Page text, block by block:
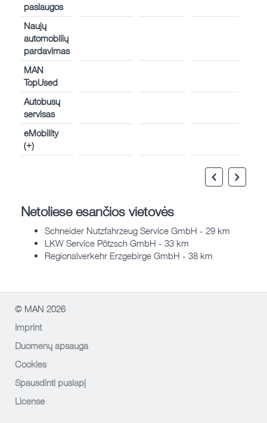
paslaugos
Naujų
automobilių
pardavimas
MAN
TopUsed
Autobusų
servisas
eMobility
(+)
Netoliese esančios vietovės
Schneider Nutzfahrzeug Service GmbH - 29 km
LKW Service Pötzsch GmbH - 33 km
Regionalverkehr Erzgebirge GmbH - 38 km
© MAN 2026
Imprint
Duomenų apsauga
Cookies
Spausdinti puslapį
License